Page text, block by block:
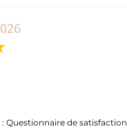
Questionnaire de satisfaction